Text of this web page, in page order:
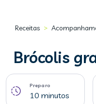
Receitas >
Brócolis
Preparo
10 minutos